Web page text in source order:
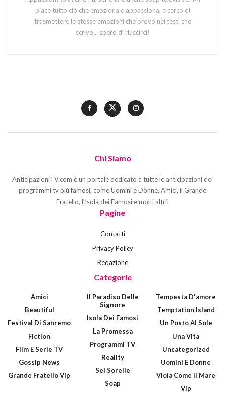
piace tutto ciò che emoziona e appassiona, e cerco di
trasmettere le stesse emozioni che provo nei testi che
scrivo... spero di riuscirci!
Chi Siamo
AnticipazioniTV.com è un portale dedicato a tutte le anticipazioni dei
programmi tv più famosi, come Uomini e Donne, Amici, il Grande
Fratello, l'Isola dei Famosi e molti altri!
Pagine
Contatti
Privacy Policy
Redazione
Categorie
Amici
Beautiful
Festival Di Sanremo
Fiction
Film E Serie TV
Gossip News
Grande Fratello Vip
Il Paradiso Delle
Signore
Isola Dei Famosi
La Promessa
Programmi TV
Reality
Sei Sorelle
Soap
Tempesta D'amore
Temptation Island
Un Posto Al Sole
Una Vita
Uncategorized
Uomini E Donne
Viola Come Il Mare
Vip